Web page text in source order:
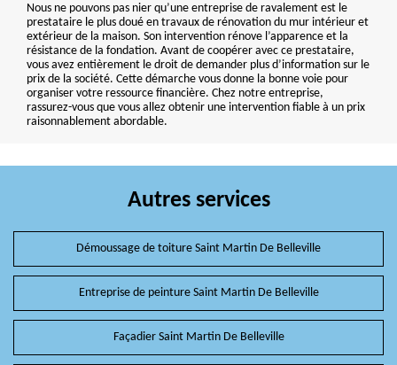
Nous ne pouvons pas nier qu’une entreprise de ravalement est le
prestataire le plus doué en travaux de rénovation du mur intérieur et
extérieur de la maison. Son intervention rénove l’apparence et la
résistance de la fondation. Avant de coopérer avec ce prestataire,
vous avez entièrement le droit de demander plus d’information sur le
prix de la société. Cette démarche vous donne la bonne voie pour
organiser votre ressource financière. Chez notre entreprise,
rassurez-vous que vous allez obtenir une intervention fiable à un prix
raisonnablement abordable.
Autres services
Démoussage de toiture Saint Martin De Belleville
Entreprise de peinture Saint Martin De Belleville
Façadier Saint Martin De Belleville